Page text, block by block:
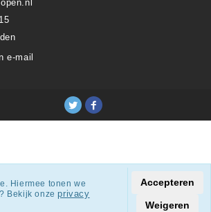
e-mail
Hiermee tonen we
Bekijk onzeprivacy
Accepteren
Weigeren